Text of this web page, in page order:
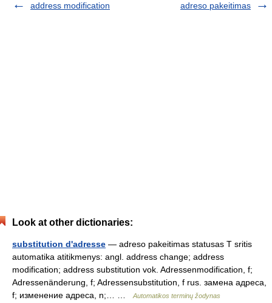
address modification
adreso pakeitimas
Look at other dictionaries:
substitution d'adresse — adreso pakeitimas statusas T sritis
automatika atitikmenys: angl. address change; address
modification; address substitution vok. Adressenmodification, f;
Adressenänderung, f; Adressensubstitution, f rus. замена адреса,
f; изменение адреса, n;… …
Automatikos terminų žodynas